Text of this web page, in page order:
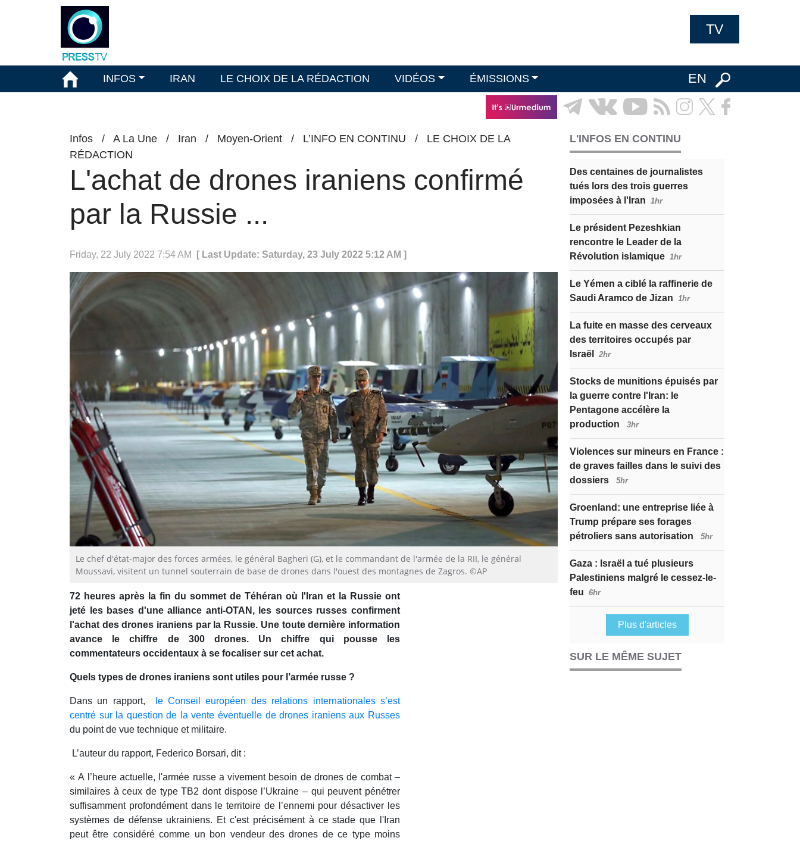
TV
INFOS IRAN LE CHOIX DE LA RÉDACTION VIDÉOS ÉMISSIONS EN
Infos / A La Une / Iran / Moyen-Orient / L’INFO EN CONTINU /
LE CHOIX DE LA
RÉDACTION
L'achat de drones iraniens confirmé
par la Russie ...
Friday, 22 July 2022 7:54 AM [ Last Update: Saturday, 23 July 2022 5:12 AM ]
Le chef d'état-major des forces armées, le général Bagheri (G), et le commandant de l'armée de la RII, le général
Moussavi, visitent un tunnel souterrain de base de drones dans l'ouest des montagnes de Zagros. ©AP
72 heures après la fin du sommet de Téhéran où l'Iran et la Russie ont
jeté les bases d'une alliance anti-OTAN, les sources russes confirment
l'achat des drones iraniens par la Russie. Une toute dernière information
avance le chiffre de 300 drones. Un chiffre qui pousse les
commentateurs occidentaux à se focaliser sur cet achat.
Quels types de drones iraniens sont utiles pour l’armée russe ?
Dans un rapport,
le Conseil européen des relations internationales s’est
centré sur la question de la vente éventuelle de drones iraniens aux Russes
du point de vue technique et militaire.
L’auteur du rapport, Federico Borsari, dit :
« A l’heure actuelle, l'armée russe a vivement besoin de drones de combat –
similaires à ceux de type TB2 dont dispose l’Ukraine – qui peuvent pénétrer
suffisamment profondément dans le territoire de l’ennemi pour désactiver les
systèmes de défense ukrainiens. Et c'est précisément à ce stade que l'Iran
peut être considéré comme un bon vendeur des drones de ce type moins
L'INFOS EN CONTINU
Des centaines de journalistes
tués lors des trois guerres
imposées à l'Iran 1hr
Le président Pezeshkian
rencontre le Leader de la
Révolution islamique 1hr
Le Yémen a ciblé la raffinerie de
Saudi Aramco de Jizan 1hr
La fuite en masse des cerveaux
des territoires occupés par
Israël
2hr
Stocks de munitions épuisés par
la guerre contre l'Iran: le
Pentagone accélère la
production
3hr
Violences sur mineurs en France :
de graves failles dans le suivi des
dossiers
5hr
Groenland: une entreprise liée à
Trump prépare ses forages
pétroliers sans autorisation
5hr
Gaza : Israël a tué plusieurs
Palestiniens malgré le cessez-le-
feu 6hr
Plus d'articles
SUR LE MÊME SUJET